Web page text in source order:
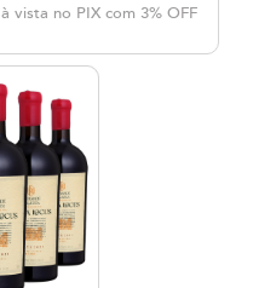
à vista no PIX com 3% OFF